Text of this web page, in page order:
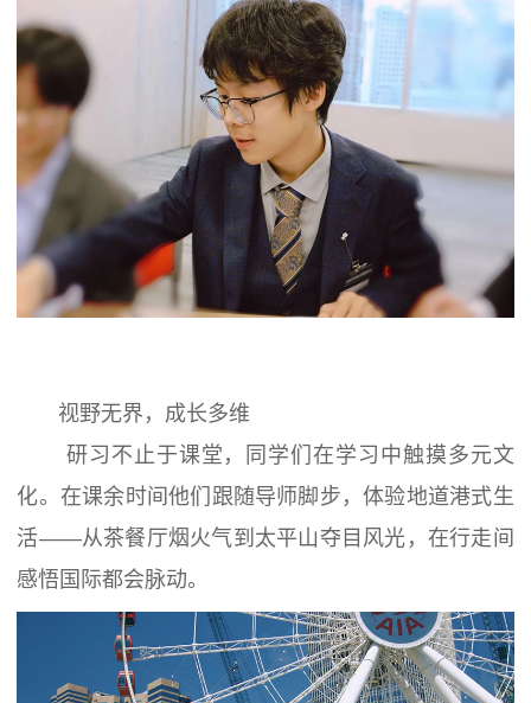
视野无界，成长多维
研习不止于课堂，同学们在学习中触摸多元文
化。在课余时间他们跟随导师脚步，体验地道港式生
活——从茶餐厅烟火气到太平山夺目风光，在行走间
感悟国际都会脉动。